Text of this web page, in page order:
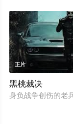
正片
黑桃裁决
身负战争创伤的老